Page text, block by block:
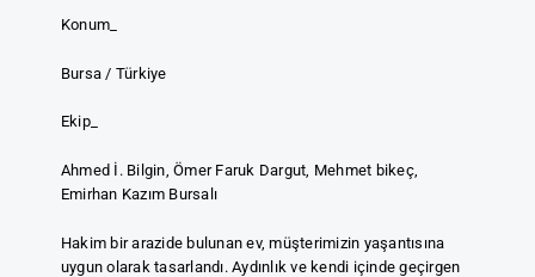
Konum_
Bursa / Türkiye
Ekip_
Ahmed İ. Bilgin, Ömer Faruk Dargut, Mehmet bikeç,
Emirhan Kazım Bursalı
Hakim bir arazide bulunan ev, müşterimizin yaşantısına
uygun olarak tasarlandı. Aydınlık ve kendi içinde geçirgen